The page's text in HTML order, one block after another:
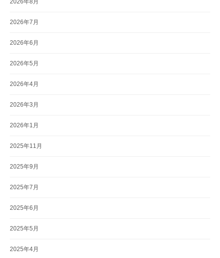
2026年7月
2026年6月
2026年5月
2026年4月
2026年3月
2026年1月
2025年11月
2025年9月
2025年7月
2025年6月
2025年5月
2025年4月